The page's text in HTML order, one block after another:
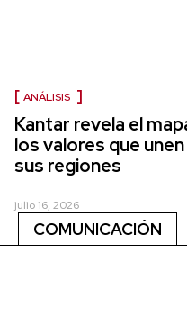
ANÁLISIS
Kantar revela el
los valores que
sus regiones
julio 16, 2026
COMUNICACIÓN